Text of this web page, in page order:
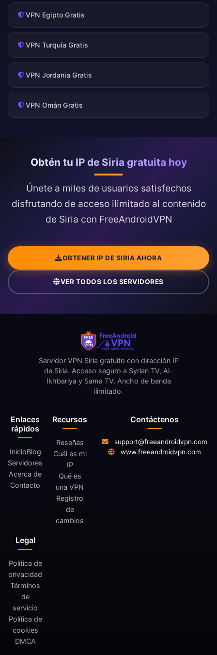
VPN Egipto Gratis
VPN Turquía Gratis
VPN Jordania Gratis
VPN Omán Gratis
Obtén tu IP de Siria gratuita hoy
Únete a miles de usuarios satisfechos
disfrutando de acceso ilimitado al contenido
de Siria con FreeAndroidVPN
OBTENER IP DE SIRIA AHORA
VER TODOS LOS SERVIDORES
Enlaces
rápidos
InicioBlog
Servidores
Acerca de
Contacto
Recursos
Reseñas
Cuál es mi
IP
Qué es
una VPN
Registro
de
cambios
Legal
Política de
privacidad
Términos
de
servicio
Política de
cookies
DMCA
Servidor VPN Siria gratuito con dirección IP
de Siria. Acceso seguro a Syrian TV, Al-
Ikhbariya y Sama TV. Ancho de banda
ilimitado.
Contáctenos
support@freeandroidvpn.com
www.freeandroidvpn.com